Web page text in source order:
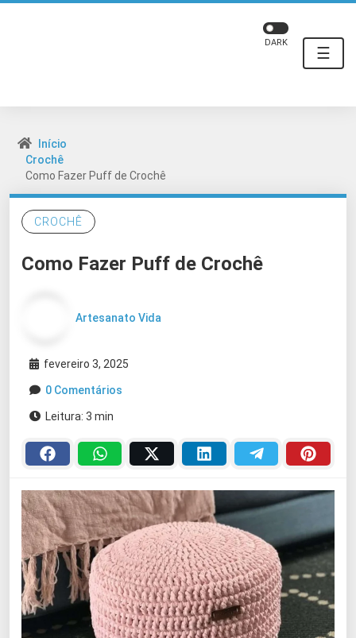
☰
DARK
Início
Crochê
Como Fazer Puff de Crochê
CROCHÊ
Como Fazer Puff de Crochê
Artesanato Vida
fevereiro 3, 2025
0 Comentários
Leitura: 3 min